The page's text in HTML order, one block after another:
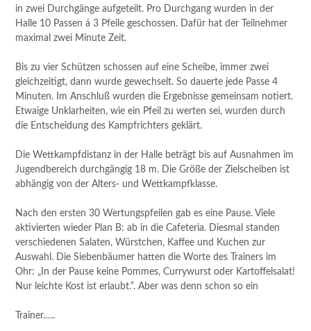
in zwei Durchgänge aufgeteilt. Pro Durchgang wurden in der
Halle 10 Passen á 3 Pfeile geschossen. Dafür hat der Teilnehmer
maximal zwei Minute Zeit.
Bis zu vier Schützen schossen auf eine Scheibe, immer zwei
gleichzeitigt, dann wurde gewechselt. So dauerte jede Passe 4
Minuten. Im Anschluß wurden die Ergebnisse gemeinsam notiert.
Etwaige Unklarheiten, wie ein Pfeil zu werten sei, wurden durch
die Entscheidung des Kampfrichters geklärt.
Die Wettkampfdistanz in der Halle beträgt bis auf Ausnahmen im
Jugendbereich durchgängig 18 m. Die Größe der Zielscheiben ist
abhängig von der Alters- und Wettkampfklasse.
Nach den ersten 30 Wertungspfeilen gab es eine Pause. Viele
aktivierten wieder Plan B: ab in die Cafeteria. Diesmal standen
verschiedenen Salaten, Würstchen, Kaffee und Kuchen zur
Auswahl. Die Siebenbäumer hatten die Worte des Trainers im
Ohr: „In der Pause keine Pommes, Currywurst oder Kartoffelsalat!
Nur leichte Kost ist erlaubt.“. Aber was denn schon so ein
Trainer…..